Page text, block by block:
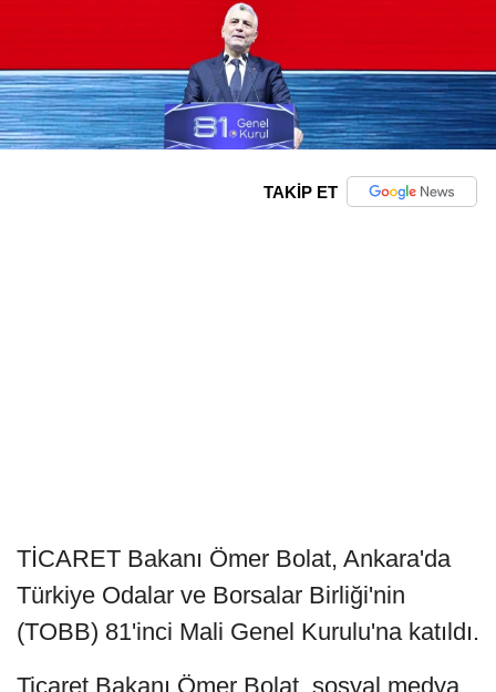
TAKİP ET
TİCARET Bakanı Ömer Bolat, Ankara'da
Türkiye Odalar ve Borsalar Birliği'nin
(TOBB) 81'inci Mali Genel Kurulu'na katıldı.
Ticaret Bakanı Ömer Bolat, sosyal medya